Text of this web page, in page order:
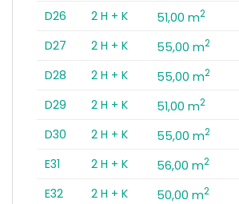
D26
2 H + K 51,00 m2
D27
2 H + K 55,00 m2
D28
2 H + K 55,00 m2
D29
2 H + K 51,00 m2
D30
2 H + K 55,00 m2
E31
2 H + K 56,00 m2
E32
2 H + K 50,00 m2